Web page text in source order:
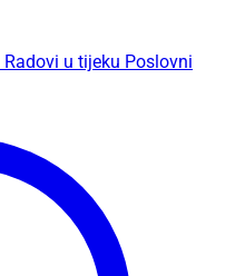
Radovi u tijeku Poslovni